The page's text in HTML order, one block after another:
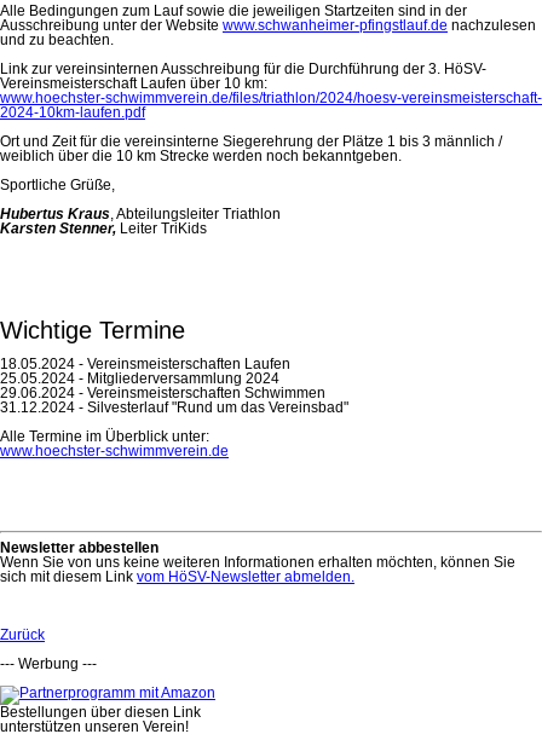
Alle Bedingungen zum Lauf sowie die jeweiligen Startzeiten sind in der
Ausschreibung unter der Website www.schwanheimer-pfingstlauf.de nachzulesen
und zu beachten.
Link zur vereinsinternen Ausschreibung für die Durchführung der 3. HöSV-
Vereinsmeisterschaft Laufen über 10 km:
www.hoechster-schwimmverein.de/files/triathlon/2024/hoesv-vereinsmeisterschaft-
2024-10km-laufen.pdf
Ort und Zeit für die vereinsinterne Siegerehrung der Plätze 1 bis 3 männlich /
weiblich über die 10 km Strecke werden noch bekanntgeben.
Sportliche Grüße,
Hubertus Kraus, Abteilungsleiter Triathlon
Karsten Stenner, Leiter TriKids
Wichtige Termine
18.05.2024 - Vereinsmeisterschaften Laufen
25.05.2024 - Mitgliederversammlung 2024
29.06.2024 - Vereinsmeisterschaften Schwimmen
31.12.2024 - Silvesterlauf "Rund um das Vereinsbad"
Alle Termine im Überblick unter:
www.hoechster-schwimmverein.de
Newsletter abbestellen
Wenn Sie von uns keine weiteren Informationen erhalten möchten, können Sie
sich mit diesem Link vom HöSV-Newsletter abmelden.
Zurück
--- Werbung ---
Bestellungen über diesen Link
unterstützen unseren Verein!